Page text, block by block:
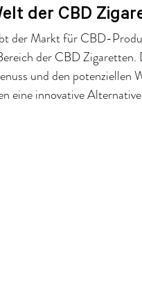
der CBD
der Markt für CBD-
der CBD
und den potenziellen
eine innovative